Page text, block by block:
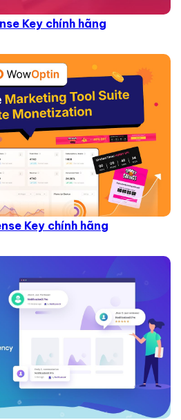
Key chính hãng
Key chính hãng